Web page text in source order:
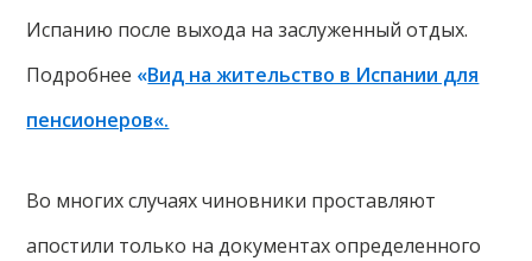
Испанию после выхода на заслуженный отдых.
Подробнее «Вид на жительство в Испании для
пенсионеров«.
Во многих случаях чиновники проставляют
апостили только на документах определенного